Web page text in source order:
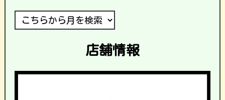
店舗情報